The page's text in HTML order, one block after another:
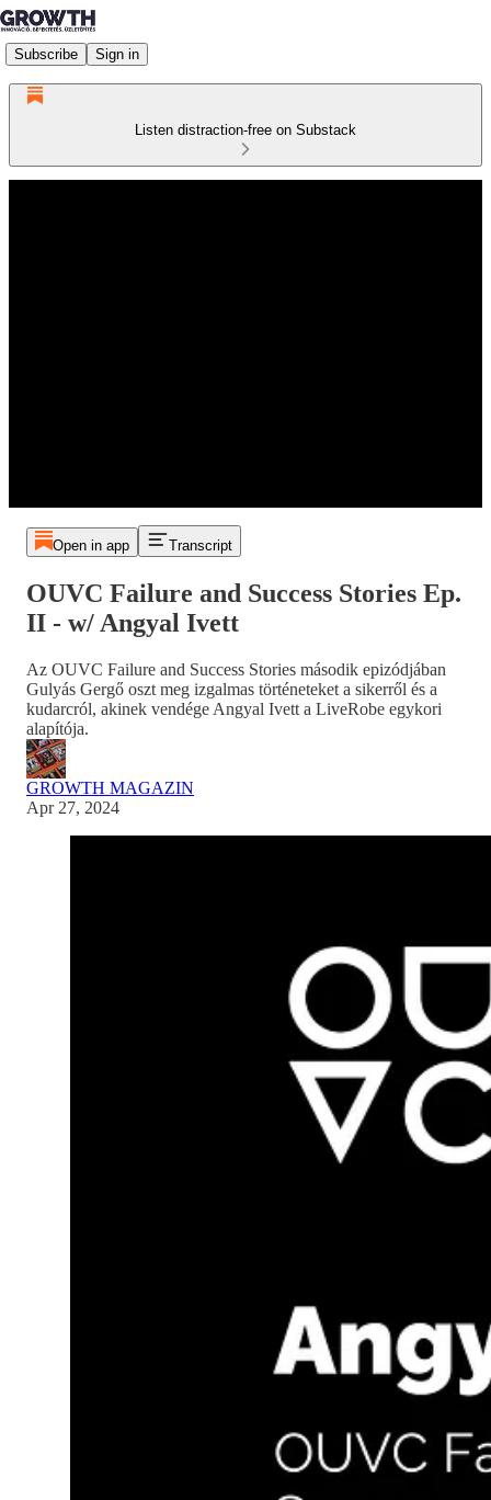
Subscribe Sign in
Listen distraction-free on Substack
Open in app Transcript
OUVC Failure and Success Stories Ep.
II - w/ Angyal Ivett
Az OUVC Failure and Success Stories második epizódjában
Gulyás Gergő oszt meg izgalmas történeteket a sikerről és a
kudarcról, akinek vendége Angyal Ivett a LiveRobe egykori
alapítója.
GROWTH MAGAZIN
Apr 27, 2024